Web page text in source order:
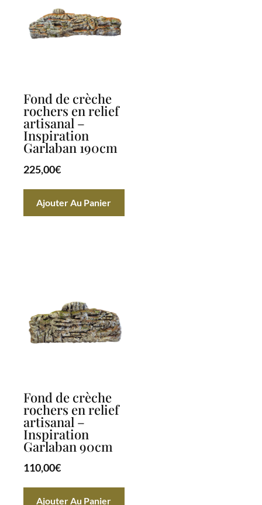
Fond de crèche
rochers en relief
artisanal –
Inspiration
Garlaban 190cm
225,00€
Ajouter Au Panier
Fond de crèche
rochers en relief
artisanal –
Inspiration
Garlaban 90cm
110,00€
Ajouter Au Panier